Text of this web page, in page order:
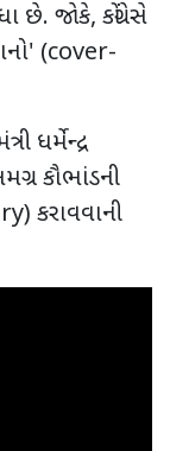
છે. જોકે, કોંગ્રેસે
' (cover-
ધર્મેન્દ્ર
કૌભાંડની
કરાવવાની